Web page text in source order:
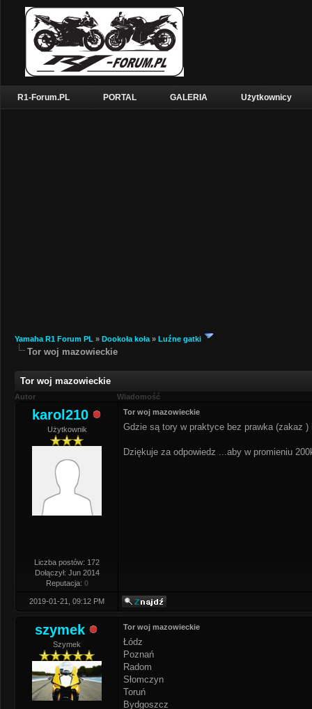
R1-Forum.PL PORTAL GALERIA Użytkownicy
Yamaha R1 Forum PL » Dookoła koła » Luźne gatki
Tor woj mazowieckie
Tor woj mazowieckie
Autor Wiadomość
karol210
Użytkownik
Liczba postów: 172
Dołączył: Jun 2014
Reputacja: 0
Tor woj mazowieckie
Gdzie są tory w praktyce bez prawka (zakaz )
Dziękuje za odpowiedz ...aby w promieniu
2019-01-21, 09:12 PM
szymek
Szymek
Tor woj mazowieckie
Łódz
Poznań
Radom
Słomczyn
Toruń
Bydgoszcz